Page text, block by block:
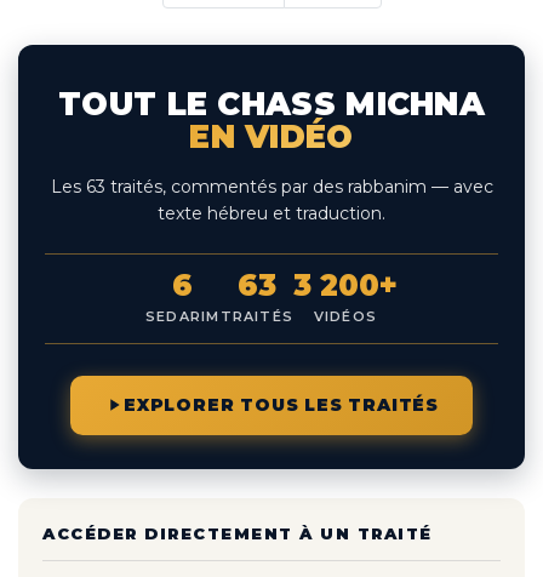
TOUT LE CHASS MICHNA
EN VIDÉO
Les 63 traités, commentés par des rabbanim — avec
texte hébreu et traduction.
6
SEDARIM
63
TRAITÉS
3 200+
VIDÉOS
EXPLORER TOUS LES TRAITÉS
ACCÉDER DIRECTEMENT À UN TRAITÉ